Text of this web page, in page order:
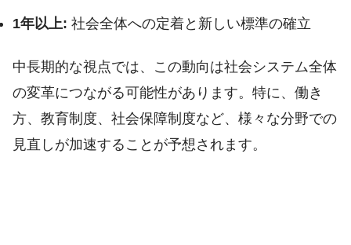
1年以上: 社会全体への定着と新しい標準の確立
中長期的な視点では、この動向は社会システム全体
の変革につながる可能性があります。特に、働き
方、教育制度、社会保障制度など、様々な分野での
見直しが加速することが予想されます。